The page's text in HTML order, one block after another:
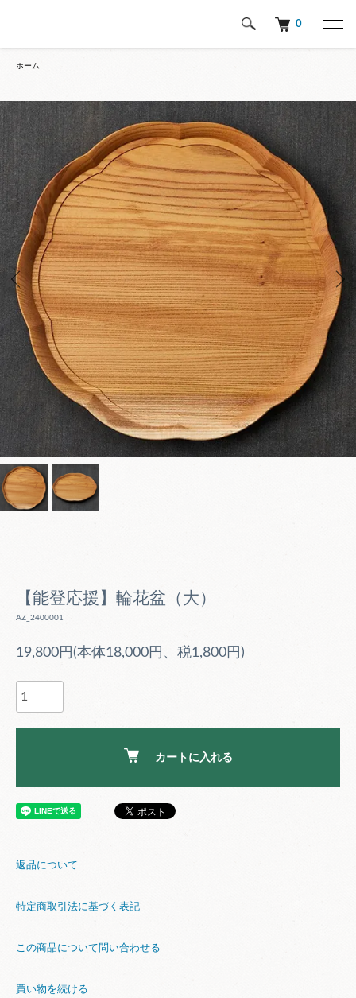
0
ホーム
【能登応援】輪花盆（大）
AZ_2400001
19,800円(本体18,000円、税1,800円)
カートに入れる
返品について
特定商取引法に基づく表記
この商品について問い合わせる
買い物を続ける